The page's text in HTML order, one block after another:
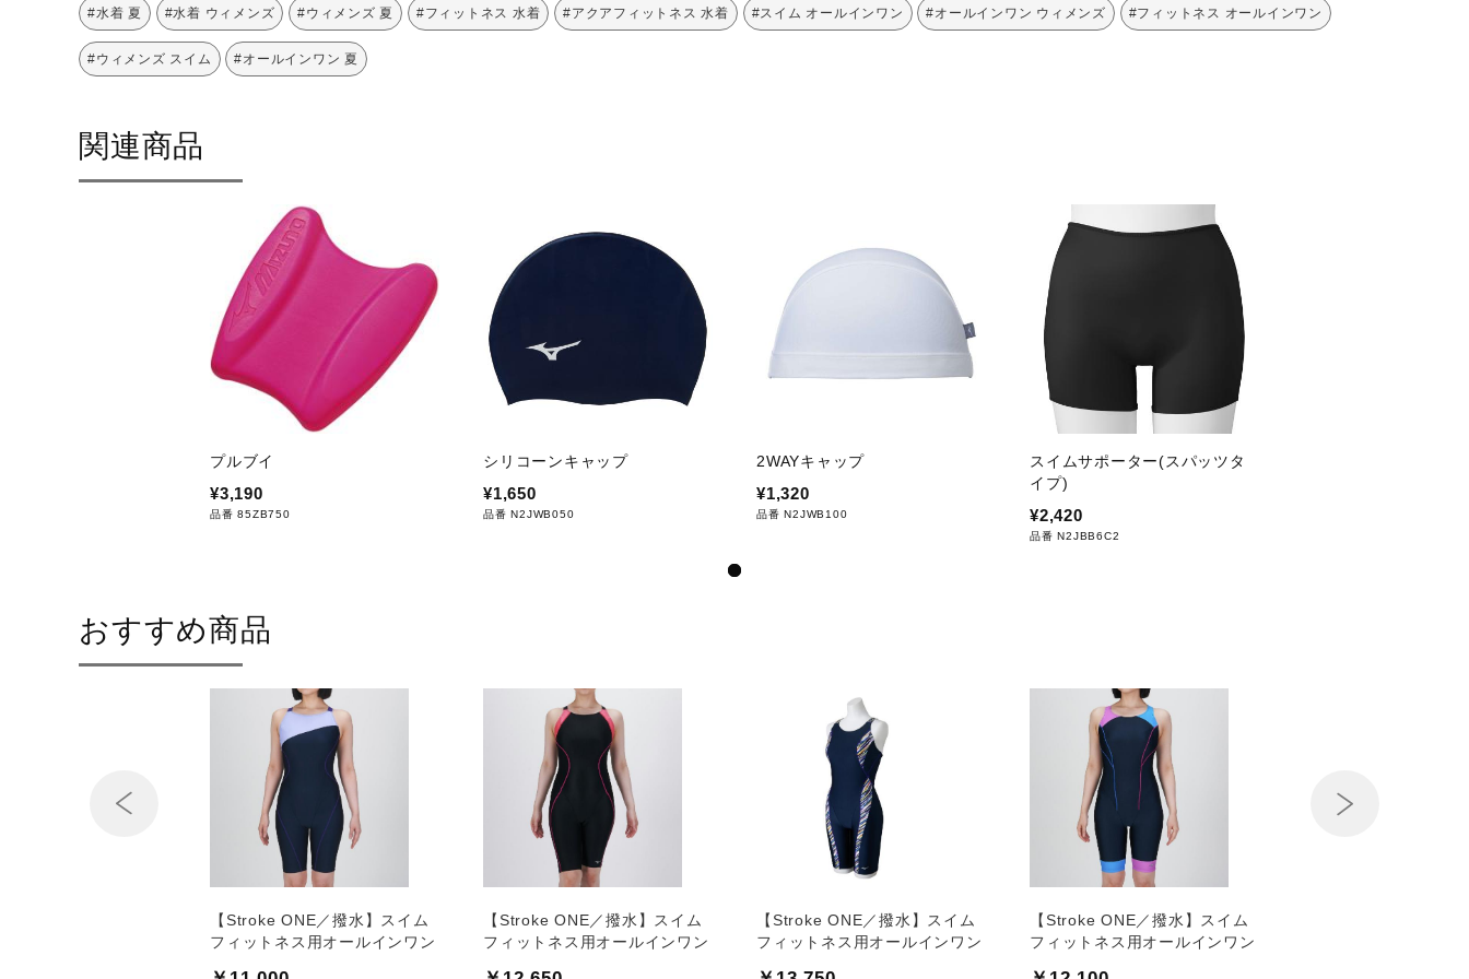
#水着 夏 #水着 ウィメンズ #ウィメンズ 夏 #フィットネス 水着 #アクアフィットネス 水着 #スイム オールインワン #オールインワン ウィメンズ #フィットネス オールインワン
#ウィメンズ スイム #オールインワン 夏
関連商品
プルブイ
¥3,190
品番 85ZB750
シリコーンキャップ
¥1,650
品番 N2JWB050
2WAYキャップ
¥1,320
品番 N2JWB100
スイムサポーター(スパッツタ
イプ)
¥2,420
品番 N2JBB6C2
おすすめ商品
【Stroke ONE／撥水】スイム
フィットネス用オールインワン
【Stroke ONE／撥水】スイム
フィットネス用オールインワン
【Stroke ONE／撥水】スイム
フィットネス用オールインワン
【Stroke ONE／撥水】スイム
フィットネス用オールインワン